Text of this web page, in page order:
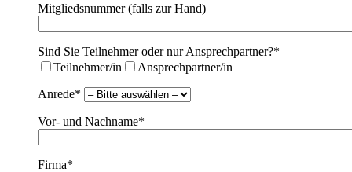
Mitgliedsnummer (falls zur Hand)
Sind Sie Teilnehmer oder nur Ansprechpartner?*
Teilnehmer/in
Ansprechpartner/in
Anrede*
Vor- und Nachname*
Firma*